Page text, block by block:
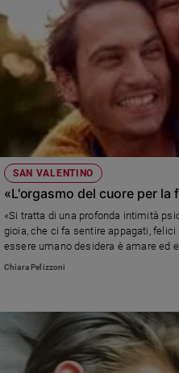
SAN VALENTINO
«L'orgasmo del cuore per la
«Si tratta di una profonda intimità
gioia, che ci fa sentire appagati,
essere umano desidera è amare ed
Raimondo Scotto, psicopedagogista
Chiara Pelizzoni